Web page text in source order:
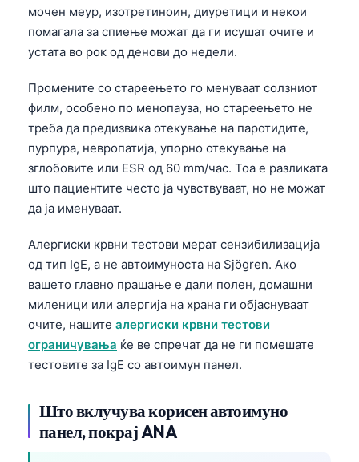
мочен меур, изотретиноин, диуретици и некои
помагала за спиење можат да ги исушат очите и
устата во рок од денови до недели.
Промените со стареењето го менуваат солзниот
филм, особено по менопауза, но стареењето не
треба да предизвика отекување на паротидите,
пурпура, невропатија, упорно отекување на
зглобовите или ESR од 60 mm/час. Тоа е разликата
што пациентите често ја чувствуваат, но не можат
да ја именуваат.
Алергиски крвни тестови мерат сензибилизација
од тип IgE, а не автоимуноста на Sjögren. Ако
вашето главно прашање е дали полен, домашни
миленици или алергија на храна ги објаснуваат
очите, нашите алергиски крвни тестови
ограничувања ќе ве спречат да не ги помешате
тестовите за IgE со автоимун панел.
Што вклучува корисен автоимуно
панел, покрај ANA
Slovenščina
বাংলা
اردو
मराठी
తెలుగు
தமிழ்
ಕನ್ನಡ
മലയാളം
Tiếng Việt
Tagalog
ไทย
ဗမာစာ
ភាសាខ្មែរ